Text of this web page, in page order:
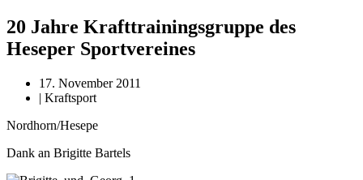
20 Jahre Krafttrainingsgruppe des
Heseper Sportvereines
17. November 2011
| Kraftsport
Nordhorn/Hesepe
Dank an Brigitte Bartels